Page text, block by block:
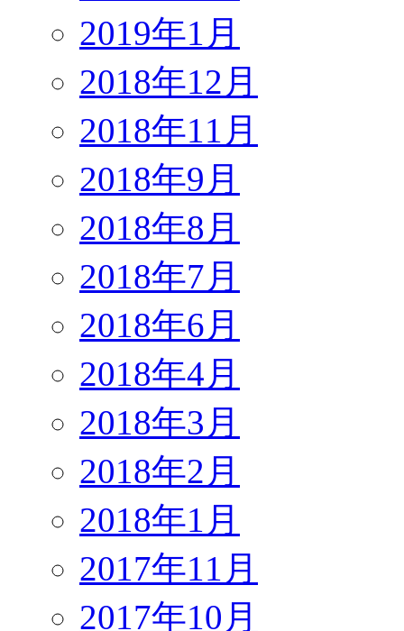
2019年1月
2018年12月
2018年11月
2018年9月
2018年8月
2018年7月
2018年6月
2018年4月
2018年3月
2018年2月
2018年1月
2017年11月
2017年10月